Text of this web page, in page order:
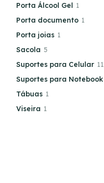
Porta Álcool Gel 1
Porta documento 1
Porta joias 1
Sacola 5
Suportes para Celular 11
Suportes para Notebook
Tábuas 1
Viseira 1